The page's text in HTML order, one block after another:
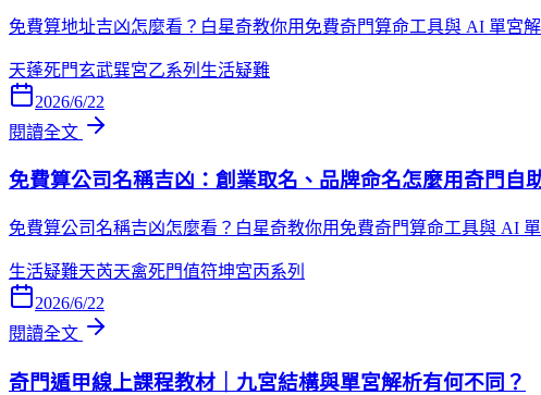
免費算地址吉凶怎麼看？白星奇教你用免費奇門算命工具與 AI 單宮
天蓬死門玄武巽宮乙系列 生活疑難
2026/6/22
閱讀全文
免費算公司名稱吉凶：創業取名、品牌命名怎麼用奇門自
免費算公司名稱吉凶怎麼看？白星奇教你用免費奇門算命工具與 AI
生活疑難天芮天禽死門值符坤宮丙系列
2026/6/22
閱讀全文
奇門遁甲線上課程教材｜九宮結構與單宮解析有何不同？